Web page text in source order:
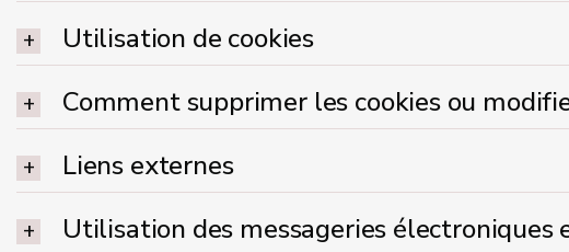
Utilisation de cookies
Comment supprimer les cookies ou
Liens externes
Utilisation des messageries